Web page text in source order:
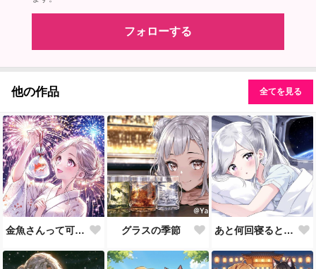
フォローする
他の作品 全てを見る
金魚さんって可愛い💕 グラスの季節 あと何回寝るとアルタイルかな💦